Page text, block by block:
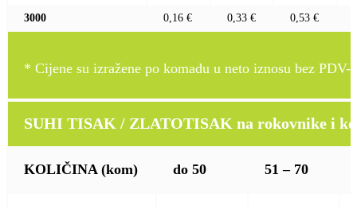
3000 0,16 € 0,33 € 0,53 €
* Cijene su izražene po komadu u neto iznosu bez PDV-
SUHI TISAK / ZLATOTISAK na rokovnike i
KOLIČINA (kom) do 50 51 – 70